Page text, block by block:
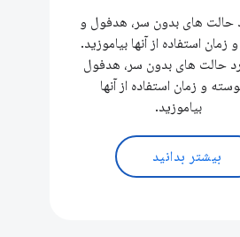
حالت های بدون سر، هدفول و
زمان استفاده از آنها بیاموزید.
حالت های بدون سر، هدفول
و زمان استفاده از آنها
بیاموزید.
بیشتر بدانید